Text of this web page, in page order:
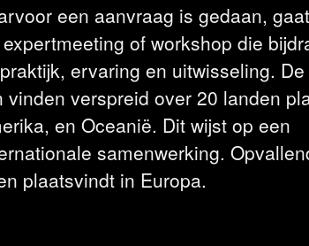
een aanvraag is gedaan,
of workshop die
ervaring en uitwisseling. De
verspreid over 20 landen
en Oceanië. Dit wijst op een
samenwerking.
plaatsvindt in Europa.